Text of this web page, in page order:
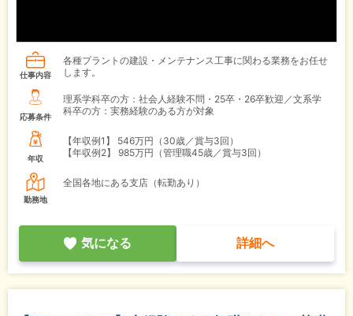
仕事内容
各種プラントの建設・メンテナンス工事に関わる業務をお任せ
します。
応募条件
理系学科卒の方：社会人経験不問・25卒・26卒歓迎／文系学
科卒の方：実務経験のある方が対象
年収
【年収例1】
546万円（30歳／賞与3回）
【年収例2】
985万円（管理職45歳／賞与3回）
勤務地
全国各地にある支店（転勤あり）
気になる 詳細へ